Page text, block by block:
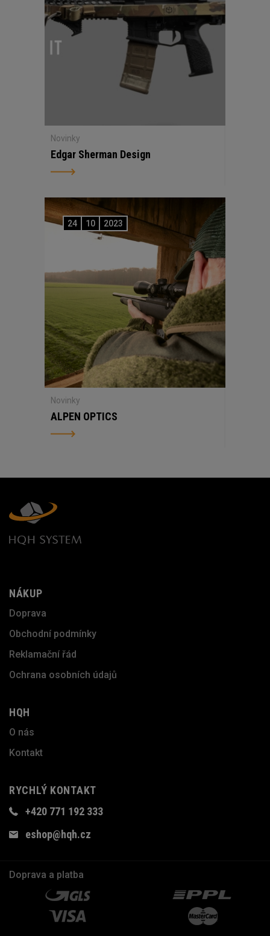
Novinky
Edgar Sherman Design
24 10 2023
Novinky
ALPEN OPTICS
NÁKUP
Doprava
Obchodní podmínky
Reklamační řád
Ochrana osobních údajů
HQH
O nás
Kontakt
RYCHLÝ KONTAKT
+420 771 192 333
eshop@hqh.cz
Doprava a platba